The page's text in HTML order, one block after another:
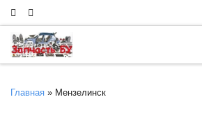
Skip to content
Главная » Мензелинск